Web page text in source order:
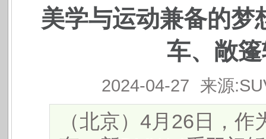
美学与运动兼备的
车、敞
2024-04-27 来源
（北京）4月26日，